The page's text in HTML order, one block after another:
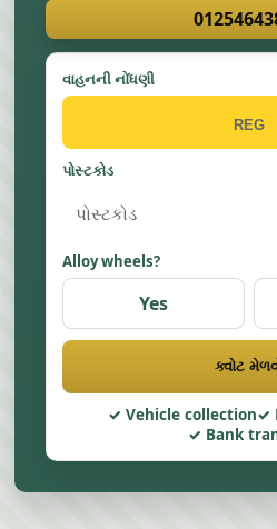
વાહનની નોંધણી
પોસ્ટકોડ
Alloy wheels?
Yes
ક્વોટ
Vehicle collection
Bank